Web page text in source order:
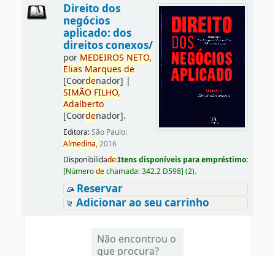
Direito dos
negócios
aplicado: dos
direitos conexos/
por MEDEIROS NETO,
Elias Marques de
[Coordenador] |
SIMÃO FILHO,
Adalberto
[Coordenador].
Editora:São Paulo:
Almedina,2016
Disponibilidade:Itens disponíveis para empréstimo:
[Númerodechamada:342.2 D598] (2).
Reservar
Adicionar ao seu carrinho
Não encontrou o
que procura?